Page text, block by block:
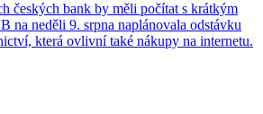
českých bank by měli počítat s krátkým
na neděli 9. srpna naplánovala odstávku
která ovlivní také nákupy na internetu.